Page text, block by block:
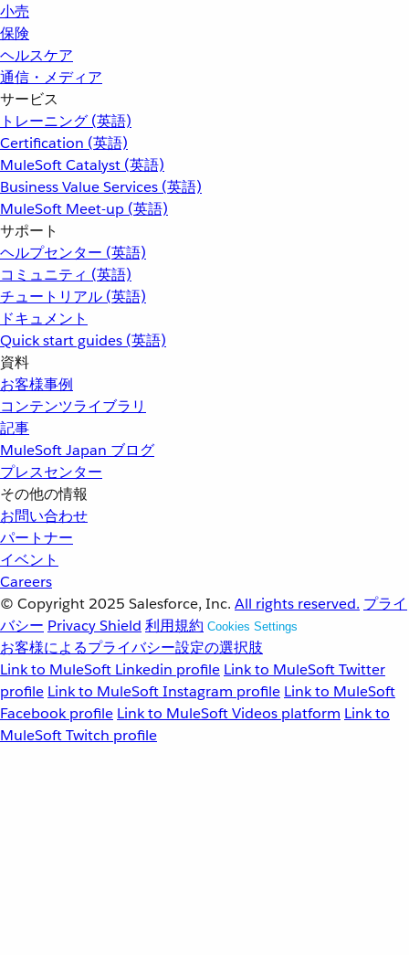
小売
保険
ヘルスケア
通信・メディア
サービス
トレーニング (英語)
Certification (英語)
MuleSoft Catalyst (英語)
Business Value Services (英語)
MuleSoft Meet-up (英語)
サポート
ヘルプセンター (英語)
コミュニティ (英語)
チュートリアル (英語)
ドキュメント
Quick start guides (英語)
資料
お客様事例
コンテンツライブラリ
記事
MuleSoft Japan ブログ
プレスセンター
その他の情報
お問い合わせ
パートナー
イベント
Careers
© Copyright 2025 Salesforce, Inc. All rights reserved. プライ
バシー Privacy Shield 利用規約 Cookies Settings
お客様によるプライバシー設定の選択肢
Link to MuleSoft Linkedin profile Link to MuleSoft Twitter
profile Link to MuleSoft Instagram profile Link to MuleSoft
Facebook profile Link to MuleSoft Videos platform Link to
MuleSoft Twitch profile